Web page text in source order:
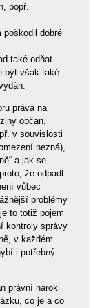
popř.
dobré
také odňat
být však také
práva na
občan,
v souvislosti
nezná),
a jak se
že odpadl
vůbec
problémy
to totiž pojem
kontroly správy
v každém
i potřebný
právní nárok
co je a co